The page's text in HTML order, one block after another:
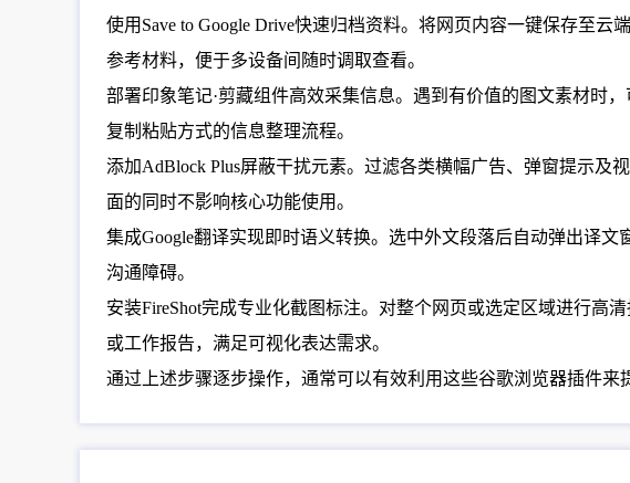
使用Save to Google Drive快速归档资料。将网页内容一键保存至
参考材料，便于多设备间随时调取查看。
部署印象笔记·剪藏组件高效采集信息。遇到有价值的图文素材时
复制粘贴方式的信息整理流程。
添加AdBlock Plus屏蔽干扰元素。过滤各类横幅广告、弹窗提示
面的同时不影响核心功能使用。
集成Google翻译实现即时语义转换。选中外文段落后自动弹出译
沟通障碍。
安装FireShot完成专业化截图标注。对整个网页或选定区域进行高
或工作报告，满足可视化表达需求。
通过上述步骤逐步操作，通常可以有效利用这些谷歌浏览器插件